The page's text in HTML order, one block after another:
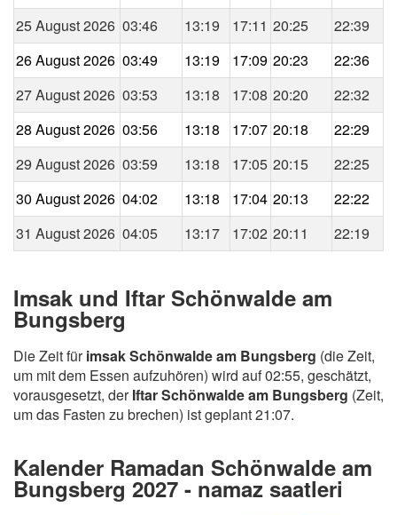
25 August 2026 03:46 13:19 17:11 20:25
22:39
26 August 2026 03:49 13:19 17:09 20:23
22:36
27 August 2026 03:53 13:18 17:08 20:20
22:32
28 August 2026 03:56 13:18 17:07 20:18
22:29
29 August 2026 03:59 13:18 17:05 20:15
22:25
30 August 2026 04:02 13:18 17:04 20:13
22:22
31 August 2026 04:05 13:17 17:02 20:11 22:19
Imsak und Iftar Schönwalde am
Bungsberg
Die Zeit fürimsak Schönwalde am Bungsberg (die Zeit,
um mit dem Essen aufzuhören) wird auf 02:55, geschätzt,
vorausgesetzt, derIftar Schönwalde am Bungsberg (Zeit,
um das Fasten zu brechen) ist geplant 21:07.
Kalender Ramadan Schönwalde am
Bungsberg 2027 - namaz saatleri